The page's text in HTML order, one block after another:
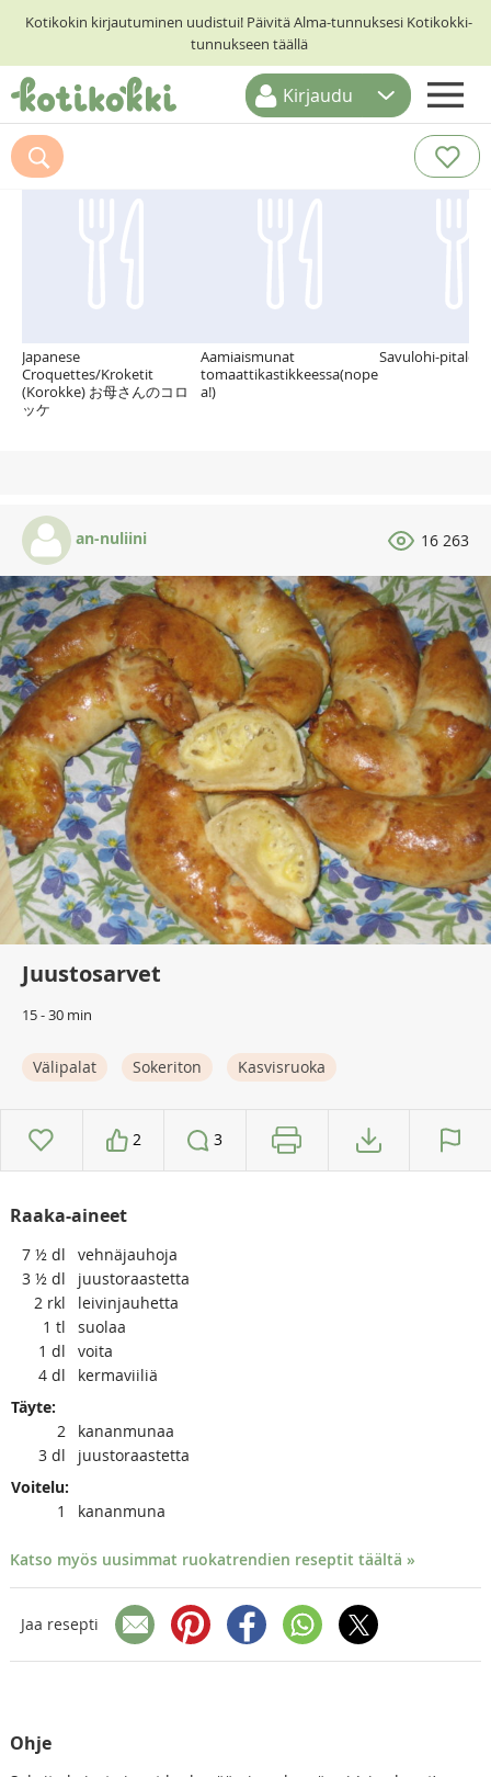
Kotikokin kirjautuminen uudistui! Päivitä Alma-tunnuksesi Kotikokki-
tunnukseen täällä
ETUSIVU
RESEPTIHAKU
Kirjaudu
Suosittelemme myös
Japanese
Croquettes/Kroketit
(Korokke) お母さんのコロ
ッケ
Aamiaismunat
tomaattikastikkeessa(nope
a!)
Savulohi-
an-nuliini 16 263
Juustosarvet
15 - 30 min
Välipalat Sokeriton Kasvisruoka
2 3
Raaka-aineet
7 ½ dl
vehnäjauhoja
3 ½ dl
juustoraastetta
2 rkl
leivinjauhetta
1 tl
suolaa
1 dl
voita
4 dl
kermaviiliä
Täyte:
2
kananmunaa
3 dl
juustoraastetta
Voitelu:
1
kananmuna
Katso myös uusimmat ruokatrendien reseptit täältä »
Jaa resepti
Ohje